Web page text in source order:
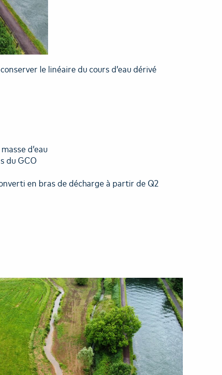
le linéaire du cours d’eau dérivé
d’eau
du GCO
en bras de décharge à partir de Q2